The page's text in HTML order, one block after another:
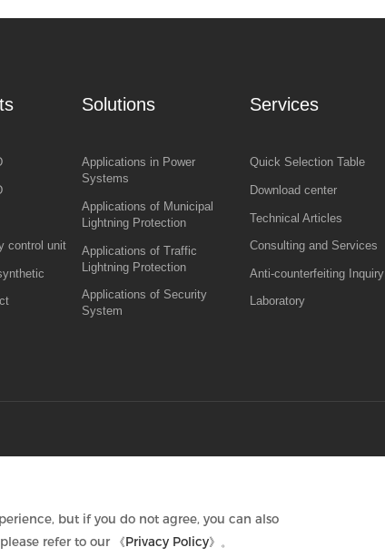
control unit
Solutions
Applications in Power
Systems
Applications of Municipal
Lightning Protection
Applications of Traffic
Lightning Protection
Applications of Security
System
Services
Quick Selection Table
Download center
Technical Articles
Consulting and Services
Anti-counterfeiting Inquiry
Laboratory
but if you do not agree, you can also
refer to our
《Privacy Policy》 。